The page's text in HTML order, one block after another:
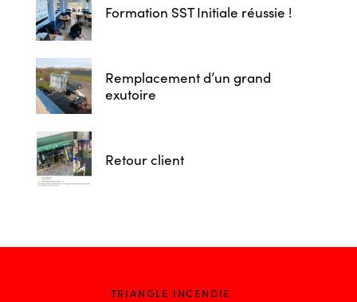
Formation SST Initiale réussie !
Remplacement d’un grand
exutoire
Retour client
TRIANGLE INCENDIE